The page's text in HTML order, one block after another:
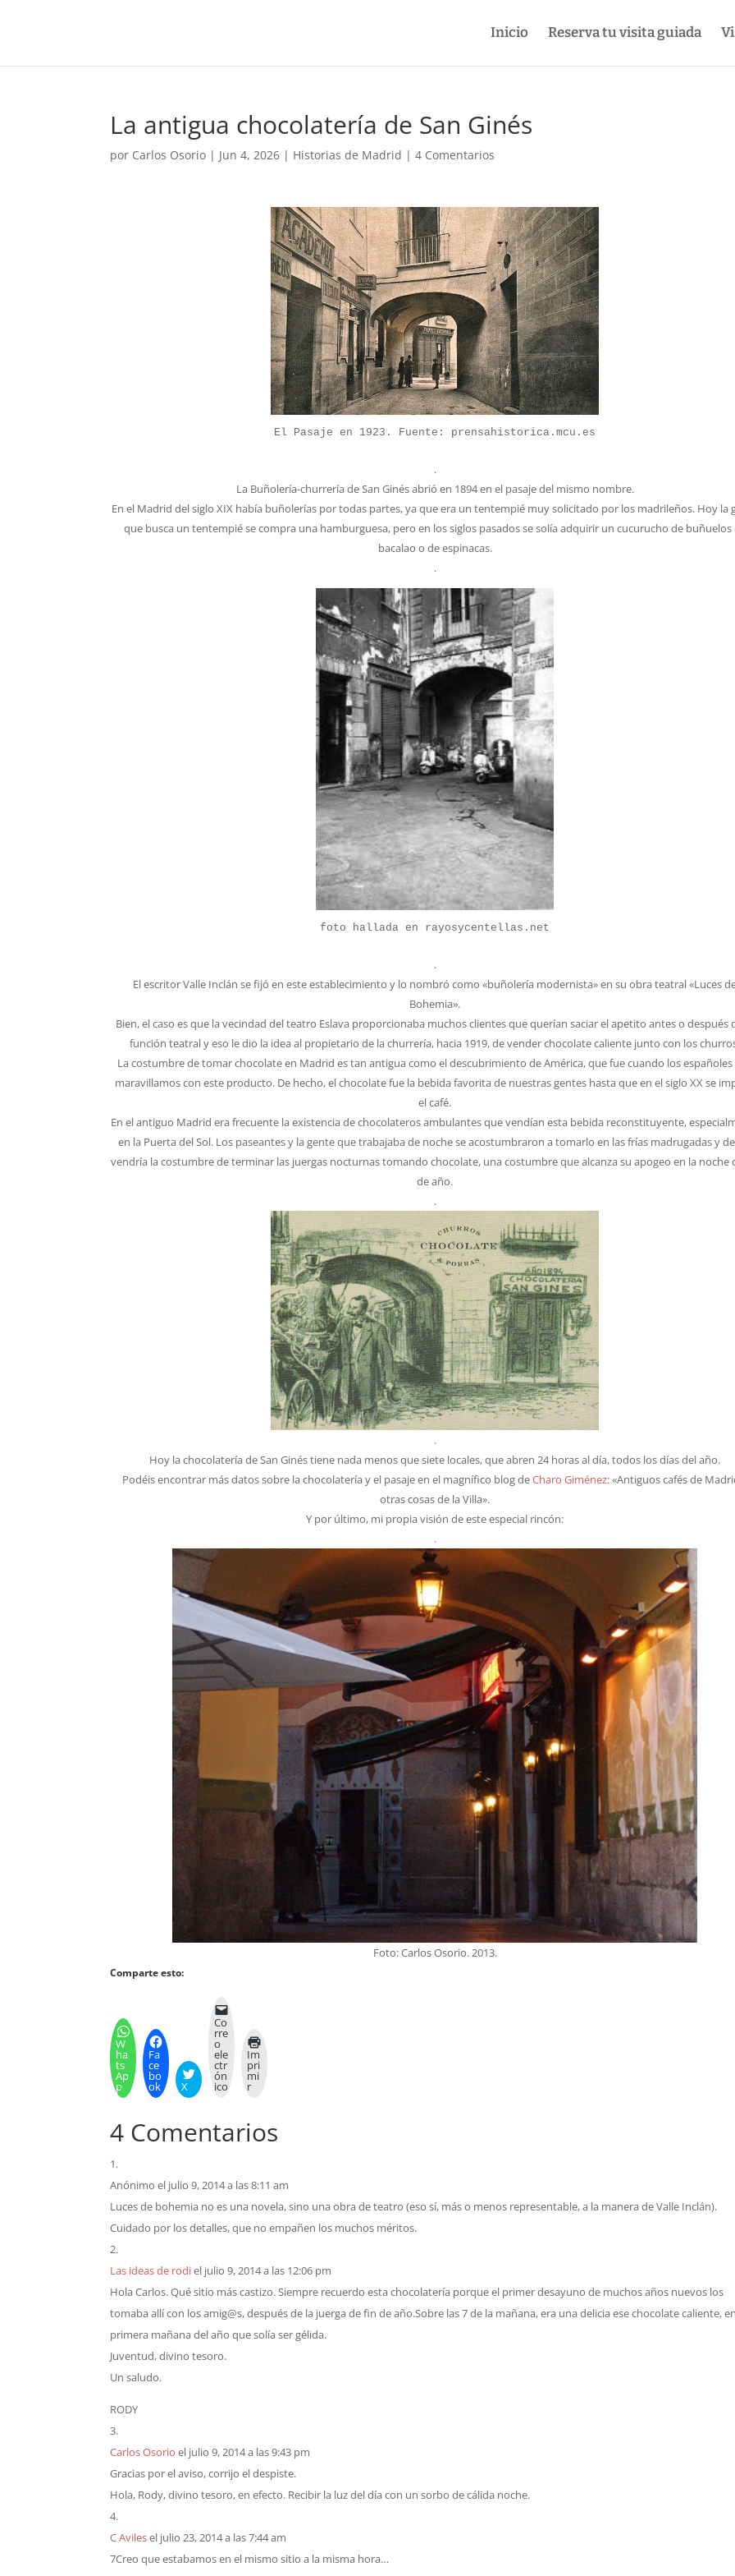
Inicio Reserva tu visita guiada
La antigua chocolatería de San Ginés
por Carlos Osorio | Jun 4, 2026 | Historias de Madrid |4 Comentarios
El Pasaje en 1923. Fuente: prensahistorica.mcu.es
.
La Buñolería-churrería de San Ginés abrió en 1894 en el pasaje del mismo nombre.
En el Madrid del siglo XIX había buñolerías por todas partes, ya que era un tentempié muy solicitado por los madrileños. Hoy la
que busca un tentempié se compra una hamburguesa, pero en los siglos pasados se solía adquirir un cucurucho de buñuelos
bacalao o de espinacas.
.
foto hallada en rayosycentellas.net
.
El escritor Valle Inclán se fijó en este establecimiento y lo nombró como «buñolería modernista» en su obra teatral «Luces
Bohemia».
Bien, el caso es que la vecindad del teatro Eslava proporcionaba muchos clientes que querían saciar el apetito antes o después
función teatral y eso le dio la idea al propietario de la churrería, hacia 1919, de vender chocolate caliente junto con los
La costumbre de tomar chocolate en Madrid es tan antigua como el descubrimiento de América, que fue cuando los españoles
maravillamos con este producto. De hecho, el chocolate fue la bebida favorita de nuestras gentes hasta que en el siglo XX se
el café.
En el antiguo Madrid era frecuente la existencia de chocolateros ambulantes que vendían esta bebida reconstituyente,
en la Puerta del Sol. Los paseantes y la gente que trabajaba de noche se acostumbraron a tomarlo en las frías madrugadas y
vendría la costumbre de terminar las juergas nocturnas tomando chocolate, una costumbre que alcanza su apogeo en la noche
de año.
.
.
Hoy la chocolatería de San Ginés tiene nada menos que siete locales, que abren 24 horas al día, todos los días del año.
Podéis encontrar más datos sobre la chocolatería y el pasaje en el magnífico blog deCharo Giménez: «Antiguos cafés de
otras cosas de la Villa».
Y por último, mi propia visión de este especial rincón:
.
Foto: Carlos Osorio. 2013.
Comparte esto:
W
ha
ts
Ap
p
Fa
ce
bo
ok X
Co
rre
o
ele
ctr
ón
ico
Im
pri
mi
r
4 Comentarios
Anónimo el julio 9, 2014 a las 8:11 am
Luces de bohemia no es una novela, sino una obra de teatro (eso sí, más o menos representable, a la manera de Valle Inclán).
Cuidado por los detalles, que no empañen los muchos méritos.
Las ideas de rodiel julio 9, 2014 a las 12:06 pm
Hola Carlos. Qué sitio más castizo. Siempre recuerdo esta chocolatería porque el primer desayuno de muchos años nuevos los
tomaba allí con los amig@s, después de la juerga de fin de año.Sobre las 7 de la mañana, era una delicia ese chocolate caliente,
primera mañana del año que solía ser gélida.
Juventud, divino tesoro.
Un saludo.
RODY
Carlos Osorio el julio 9, 2014 a las 9:43 pm
Gracias por el aviso, corrijo el despiste.
Hola, Rody, divino tesoro, en efecto. Recibir la luz del día con un sorbo de cálida noche.
C Avilesel julio 23, 2014 a las 7:44 am
7Creo que estabamos en el mismo sitio a la misma hora…